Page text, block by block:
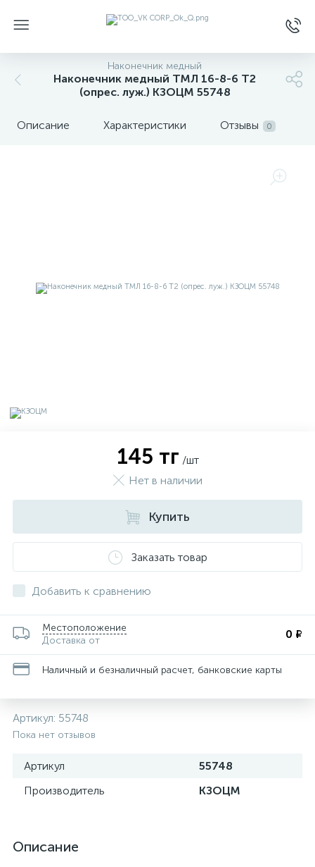
Наконечник медный
Наконечник медный ТМЛ 16-8-6 Т2
(опрес. луж.) КЗОЦМ 55748
Описание Характеристики Отзывы 0
145 тг /шт
Нет в наличии
Купить
Заказать товар
Добавить к сравнению
Местоположение
Доставка от
0 ₽
Наличный и безналичный расчет, банковские карты
Артикул: 55748
Пока нет отзывов
Артикул
55748
Производитель
КЗОЦМ
Описание